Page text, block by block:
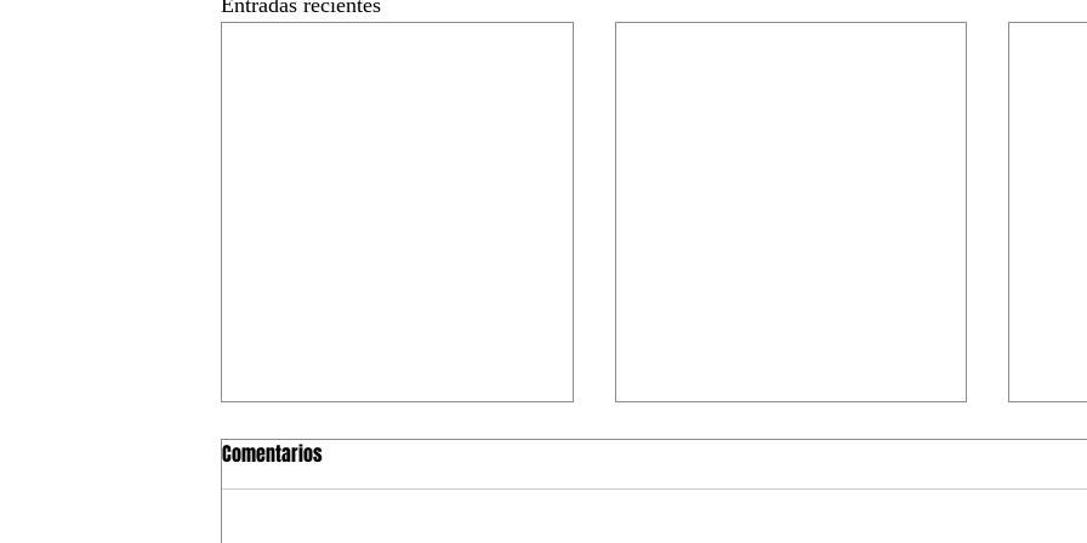
Entradas recientes
Comentarios